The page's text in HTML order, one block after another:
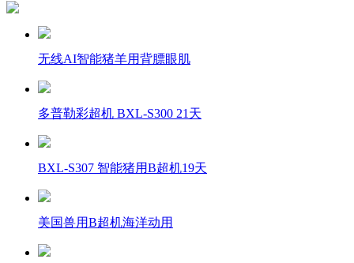
无线AI智能猪羊用背膘眼肌
多普勒彩超机 BXL-S300 21天
BXL-S307 智能猪用B超机19天
美国兽用B超机海洋动用